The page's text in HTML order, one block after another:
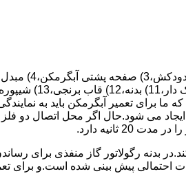
می شود.حال اگر محل اتصال دو
رگولاتور گاز منفذی برای
پیش بینی شده است.و برای